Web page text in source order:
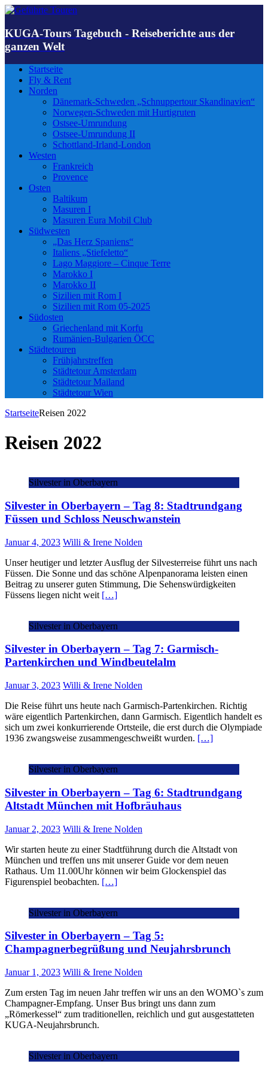
KUGA-Tours Tagebuch - Reiseberichte aus der
ganzen Welt
Startseite
Fly & Rent
Norden
Dänemark-Schweden „Schnuppertour Skandinavien“
Norwegen-Schweden mit Hurtigruten
Ostsee-Umrundung
Ostsee-Umrundung II
Schottland-Irland-London
Westen
Frankreich
Provence
Osten
Baltikum
Masuren I
Masuren Eura Mobil Club
Südwesten
„Das Herz Spaniens“
Italiens „Stiefeletto“
Lago Maggiore – Cinque Terre
Marokko I
Marokko II
Sizilien mit Rom I
Sizilien mit Rom 05-2025
Südosten
Griechenland mit Korfu
Rumänien-Bulgarien ÖCC
Städtetouren
Frühjahrstreffen
Städtetour Amsterdam
Städtetour Mailand
Städtetour Wien
StartseiteReisen 2022
Reisen 2022
Silvester in Oberbayern
Silvester in Oberbayern – Tag 8: Stadtrundgang
Füssen und Schloss Neuschwanstein
Januar 4, 2023 Willi & Irene Nolden
Unser heutiger und letzter Ausflug der Silvesterreise führt uns nach
Füssen. Die Sonne und das schöne Alpenpanorama leisten einen
Beitrag zu unserer guten Stimmung, Die Sehenswürdigkeiten
Füssens liegen nicht weit […]
Silvester in Oberbayern
Silvester in Oberbayern – Tag 7: Garmisch-
Partenkirchen und Windbeutelalm
Januar 3, 2023 Willi & Irene Nolden
Die Reise führt uns heute nach Garmisch-Partenkirchen. Richtig
wäre eigentlich Partenkirchen, dann Garmisch. Eigentlich handelt es
sich um zwei konkurrierende Ortsteile, die erst durch die Olympiade
1936 zwangsweise zusammengeschweißt wurden. […]
Silvester in Oberbayern
Silvester in Oberbayern – Tag 6: Stadtrundgang
Altstadt München mit Hofbräuhaus
Januar 2, 2023 Willi & Irene Nolden
Wir starten heute zu einer Stadtführung durch die Altstadt von
München und treffen uns mit unserer Guide vor dem neuen
Rathaus. Um 11.00Uhr können wir beim Glockenspiel das
Figurenspiel beobachten. […]
Silvester in Oberbayern
Silvester in Oberbayern – Tag 5:
Champagnerbegrüßung und Neujahrsbrunch
Januar 1, 2023 Willi & Irene Nolden
Zum ersten Tag im neuen Jahr treffen wir uns an den WOMO`s zum
Champagner-Empfang. Unser Bus bringt uns dann zum
„Römerkessel“ zum traditionellen, reichlich und gut ausgestatteten
KUGA-Neujahrsbrunch.
Silvester in Oberbayern